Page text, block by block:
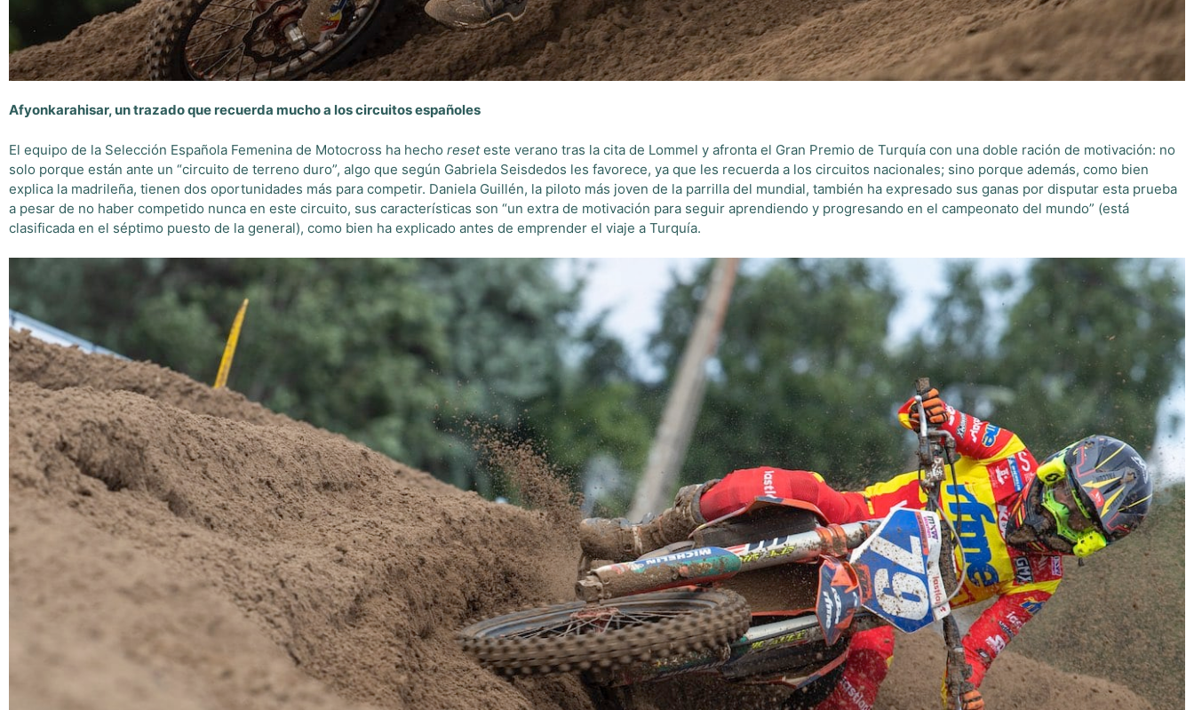
Afyonkarahisar, un trazado que recuerda mucho a los circuitos españoles
El equipo de la Selección Española Femenina de Motocross ha hecho reseteste verano tras la cita de Lommel y afronta el Gran Premio de Turquía con una doble ración de motivación: no
solo porque están ante un “circuito de terreno duro”, algo que según Gabriela Seisdedos les favorece, ya que les recuerda a los circuitos nacionales; sino porque además, como bien
explica la madrileña, tienen dos oportunidades más para competir. Daniela Guillén, la piloto más joven de la parrilla del mundial, también ha expresado sus ganas por disputar esta prueba
a pesar de no haber competido nunca en este circuito, sus características son “un extra de motivación para seguir aprendiendo y progresando en el campeonato del mundo” (está
clasificada en el séptimo puesto de la general), como bien ha explicado antes de emprender el viaje a Turquía.